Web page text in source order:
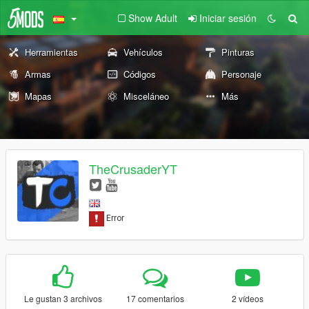
Show Adult Iniciar sesión
Herramientas Vehículos
Pinturas
Armas
Códigos
Personaje
Mapas
Misceláneo Más
TheCrusaderYT
Le gustan 3 archivos 17 comentarios 2 vídeos